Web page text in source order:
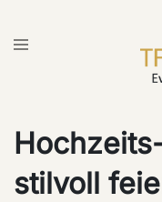
stilvoll